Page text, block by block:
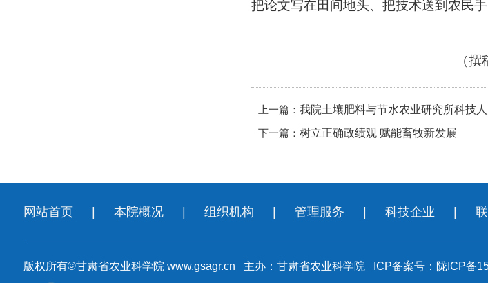
把论文写在田间地头、把技术送到农民手
（
上一篇： 我院土壤肥料与节水农业研究所科技
下一篇： 树立正确政绩观 赋能畜牧新发展
网站首页 本院概况 组织机构 管理服务 科技企业
版权所有©甘肃省农业科学院 www.gsagr.cn 主办：甘肃省农业科学院 ICP备案号：陇ICP备